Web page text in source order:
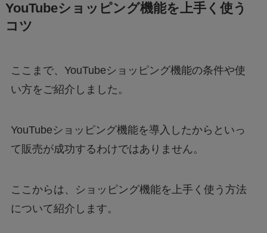
YouTubeショッピング機能を上手く使う
コツ
ここまで、YouTubeショッピング機能の条件や使
い方をご紹介しました。
YouTubeショッピング機能を導入したからといっ
て販売が成功するわけではありません。
ここからは、ショッピング機能を上手く使う方法
について紹介します。